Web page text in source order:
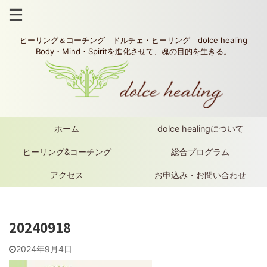
ヒーリング＆コーチング ドルチェ・ヒーリング dolce healing
Body・Mind・Spiritを進化させて、魂の目的を生きる。
ホーム dolce healingについて
ヒーリング&コーチング 総合プログラム
アクセス お申込み・お問い合わせ
20240918
2024年9月4日